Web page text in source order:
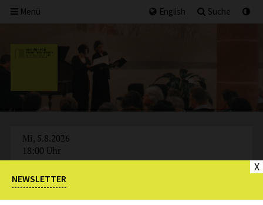
Menü English Suche
Mi, 5.8.2026
18:00 Uhr
X
NEWSLETTER